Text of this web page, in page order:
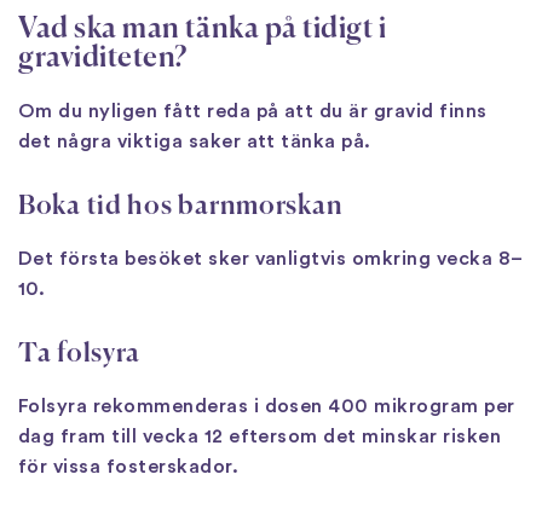
Vad ska man tänka på tidigt i
graviditeten?
Om du nyligen fått reda på att du är gravid finns
det några viktiga saker att tänka på.
Boka tid hos barnmorskan
Det första besöket sker vanligtvis omkring vecka 8–
10.
Ta folsyra
Folsyra rekommenderas i dosen 400 mikrogram per
dag fram till vecka 12 eftersom det minskar risken
för vissa fosterskador.